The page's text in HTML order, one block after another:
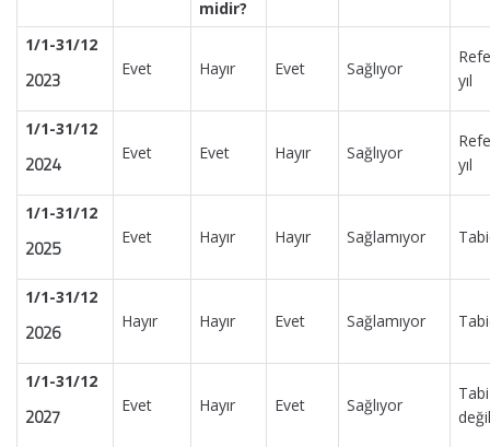
midir?
1/1-31/12
2023 Evet Hayır Evet Sağlıyor
yıl
1/1-31/12
2024 Evet Evet Hayır Sağlıyor
yıl
1/1-31/12
2025 Evet Hayır Hayır Sağlamıyor
1/1-31/12
2026 Hayır Hayır Evet Sağlamıyor
1/1-31/12
2027 Evet Hayır Evet Sağlıyor
Tabi